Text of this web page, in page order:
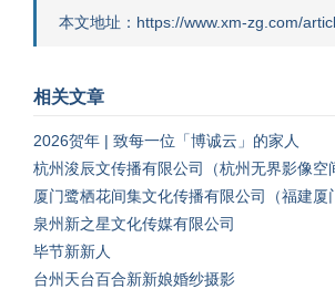
本文地址：https://www.xm-zg.com/
相关文章
2026贺年 | 致每一位「博诚云」的家人
杭州浚辰文传播有限公司（杭州无界影像空
厦门鹭栖花间集文化传播有限公司（福建厦
泉州新之星文化传媒有限公司
毕节新新人
台州天台百合新新娘婚纱摄影